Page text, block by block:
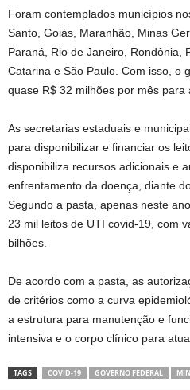
Foram contemplados municípios
Santo, Goiás, Maranhão, Minas
Paraná, Rio de Janeiro, Rondônia,
Catarina e São Paulo. Com isso, o
quase R$ 32 milhões por mês para
As secretarias estaduais e
para disponibilizar e financiar os
disponibiliza recursos adicionais e
enfrentamento da doença, diante
Segundo a pasta, apenas neste
23 mil leitos de UTI covid-19, com
bilhões.
De acordo com a pasta, as
de critérios como a curva
a estrutura para manutenção e
intensiva e o corpo clínico para
TAGS COVID-19 GOVERNO FEDERAL